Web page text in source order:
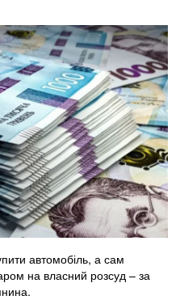
автомобіль, а сам
на власний розсуд – за